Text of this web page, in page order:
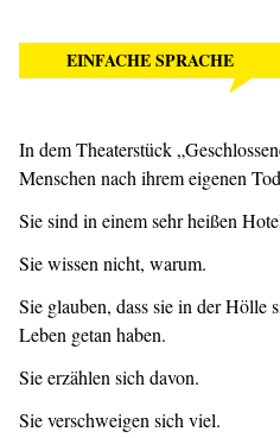
EINFACHE SPRACHE
In dem Theaterstück
Menschen nach ihrem eigenen
Sie sind in einem sehr heißen
Sie wissen nicht, warum.
Sie glauben, dass sie in der Hölle
Leben getan haben.
Sie erzählen sich davon.
Sie verschweigen sich viel.